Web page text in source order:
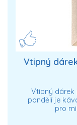
Vtipný
Vtipný dárek
pondělí je
pro